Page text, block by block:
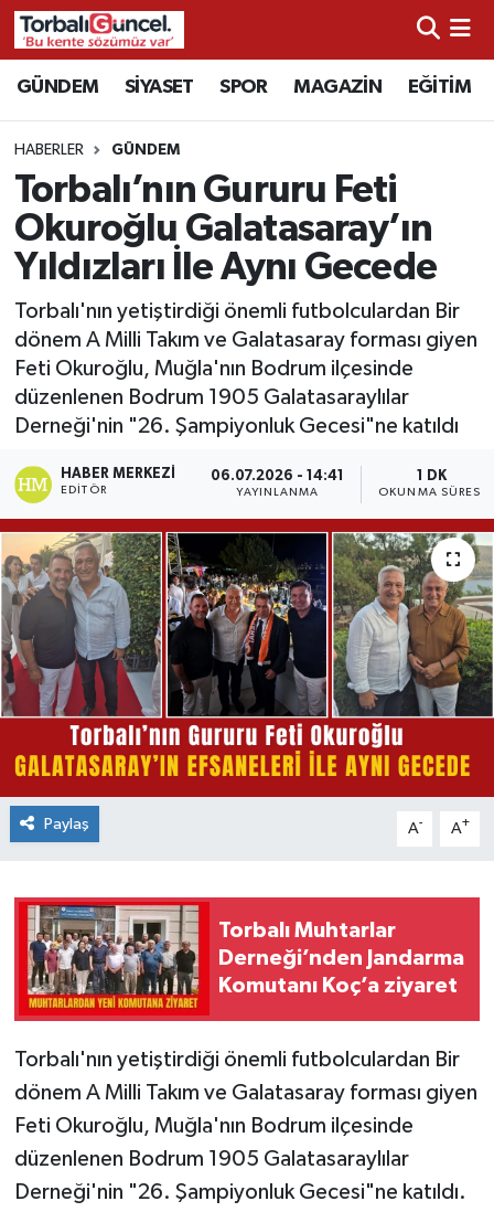
GÜNDEM SİYASET SPOR MAGAZİN EĞİTİM
HABERLER GÜNDEM
Torbalı’nın Gururu Feti
Okuroğlu Galatasaray’ın
Yıldızları İle Aynı Gecede
Torbalı'nın yetiştirdiği önemli futbolculardan Bir
dönem A Milli Takım ve Galatasaray forması giyen
Feti Okuroğlu, Muğla'nın Bodrum ilçesinde
düzenlenen Bodrum 1905 Galatasaraylılar
Derneği'nin "26. Şampiyonluk Gecesi"ne katıldı
HABER MERKEZI
EDITÖR
06.07.2026 - 14:41
YAYINLANMA
1 DK
OKUNMA SÜRESI
Paylaş A- A+
Torbalı Muhtarlar
Derneği’nden Jandarma
Komutanı Koç’a ziyaret
Torbalı'nın yetiştirdiği önemli futbolculardan Bir
dönem A Milli Takım ve Galatasaray forması giyen
Feti Okuroğlu, Muğla'nın Bodrum ilçesinde
düzenlenen Bodrum 1905 Galatasaraylılar
Derneği'nin "26. Şampiyonluk Gecesi"ne katıldı.
İzmir Nöbetçi Eczaneler
İzmir Hava Durumu
İzmir Namaz Vakitleri
İzmir Trafik Yoğunluk Haritası
Süper Lig Puan Durumu ve Fikstür
Tüm Manşetler
Son Dakika Haberleri
Haber Arşivi